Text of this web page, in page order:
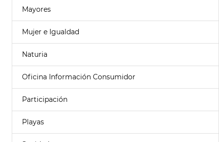
Mayores
Mujer e Igualdad
Naturia
Oficina Información Consumidor
Participación
Playas